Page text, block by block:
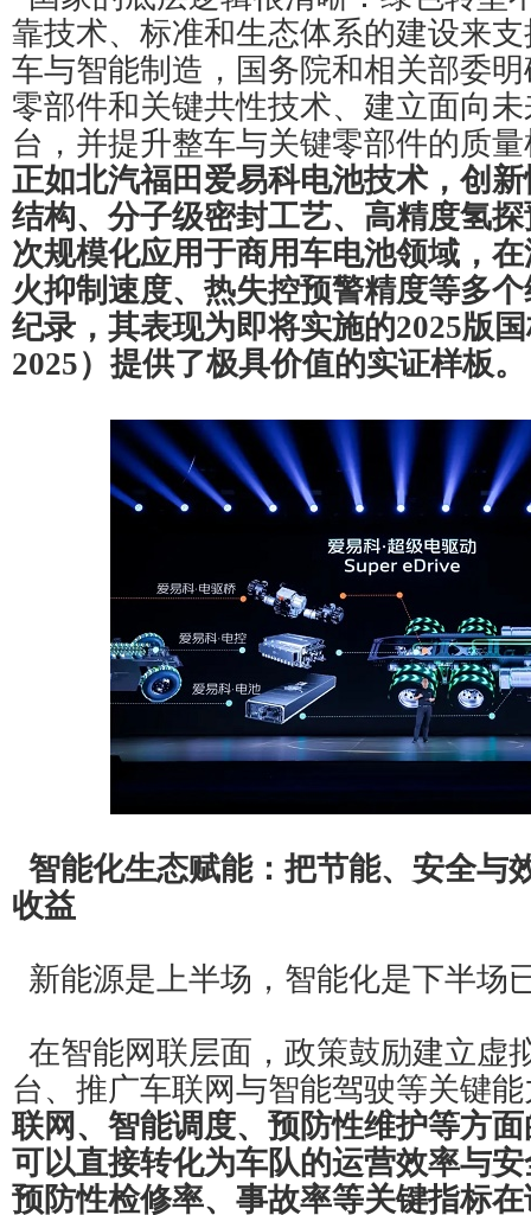
靠技术、标准和生态体系的建设来
车与智能制造，国务院和相关部委
零部件和关键共性技术、建立面向
台，并提升整车与关键零部件的质
正如北汽福田爱易科电池技术，创
结构、分子级密封工艺、高精度氢
次规模化应用于商用车电池领域，
火抑制速度、热失控预警精度等多
纪录，其表现为即将实施的2025版
2025）提供了极具价值的实证样板。
智能化生态赋能：把节能、安全与
收益
新能源是上半场，智能化是下半场
在智能网联层面，政策鼓励建立虚
台、推广车联网与智能驾驶等关键
联网、智能调度、预防性维护等方
可以直接转化为车队的运营效率与
预防性检修率、事故率等关键指标